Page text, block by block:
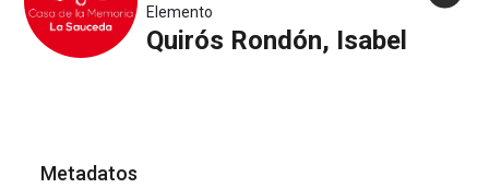
Elemento
Quirós Rondón, Isabel
Metadatos